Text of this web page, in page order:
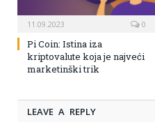
11.09.2023 0
Pi Coin: Istina iza
kriptovalute koja je najveći
marketinški trik
LEAVE A REPLY